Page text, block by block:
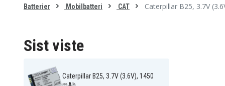
Batterier Mobilbatteri CAT Caterpillar B25, 3.7V
Sist viste
Caterpillar B25, 3.7V (3.6V), 1450